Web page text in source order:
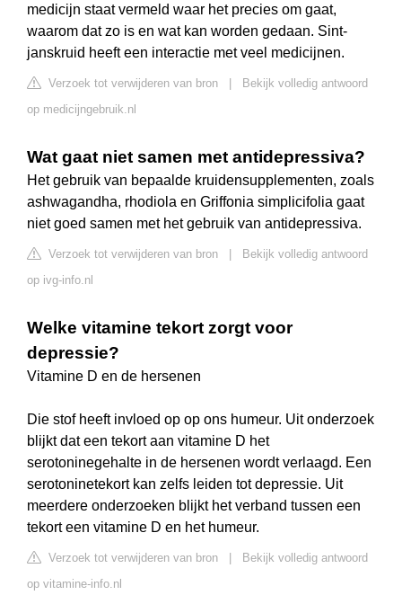
medicijn staat vermeld waar het precies om gaat,
waarom dat zo is en wat kan worden gedaan. Sint-
janskruid heeft een interactie met veel medicijnen.
Verzoek tot verwijderen van bron
Bekijk volledig antwoord
op medicijngebruik.nl
Wat gaat niet samen met antidepressiva?
Het gebruik van bepaalde kruidensupplementen, zoals
ashwagandha, rhodiola en Griffonia simplicifolia gaat
niet goed samen met het gebruik van antidepressiva.
Verzoek tot verwijderen van bron
Bekijk volledig antwoord
op ivg-info.nl
Welke vitamine tekort zorgt voor
depressie?
Vitamine D en de hersenen
Die stof heeft invloed op op ons humeur. Uit onderzoek
blijkt dat een tekort aan vitamine D het
serotoninegehalte in de hersenen wordt verlaagd. Een
serotoninetekort kan zelfs leiden tot depressie. Uit
meerdere onderzoeken blijkt het verband tussen een
tekort een vitamine D en het humeur.
Verzoek tot verwijderen van bron
Bekijk volledig antwoord
op vitamine-info.nl